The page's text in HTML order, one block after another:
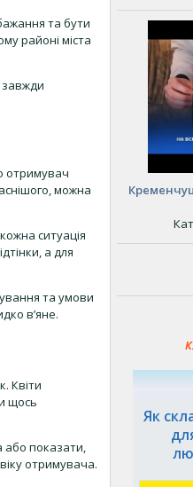
та бути
районі міста
отримувач
можна
ситуація
а для
та умови
в’яне.
Квіти
щось
або показати,
отримувача.
Як